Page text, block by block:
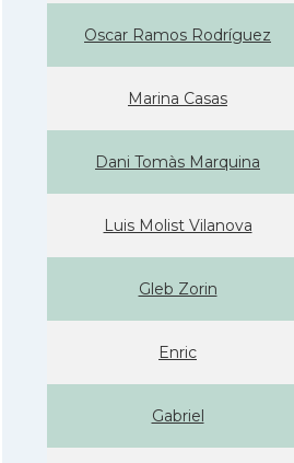
Oscar Ramos Rodríguez
Marina Casas
Dani Tomàs Marquina
Luis Molist Vilanova
Gleb Zorin
Enric
Gabriel